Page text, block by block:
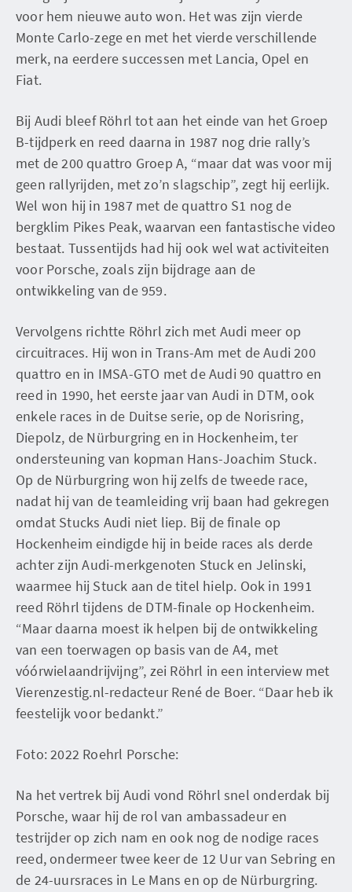
voor hem nieuwe auto won. Het was zijn vierde
Monte Carlo-zege en met het vierde verschillende
merk, na eerdere successen met Lancia, Opel en
Fiat.
Bij Audi bleef Röhrl tot aan het einde van het Groep
B-tijdperk en reed daarna in 1987 nog drie rally’s
met de 200 quattro Groep A, “maar dat was voor mij
geen rallyrijden, met zo’n slagschip”, zegt hij eerlijk.
Wel won hij in 1987 met de quattro S1 nog de
bergklim Pikes Peak, waarvan een fantastische video
bestaat. Tussentijds had hij ook wel wat activiteiten
voor Porsche, zoals zijn bijdrage aan de
ontwikkeling van de 959.
Vervolgens richtte Röhrl zich met Audi meer op
circuitraces. Hij won in Trans-Am met de Audi 200
quattro en in IMSA-GTO met de Audi 90 quattro en
reed in 1990, het eerste jaar van Audi in DTM, ook
enkele races in de Duitse serie, op de Norisring,
Diepolz, de Nürburgring en in Hockenheim, ter
ondersteuning van kopman Hans-Joachim Stuck.
Op de Nürburgring won hij zelfs de tweede race,
nadat hij van de teamleiding vrij baan had gekregen
omdat Stucks Audi niet liep. Bij de finale op
Hockenheim eindigde hij in beide races als derde
achter zijn Audi-merkgenoten Stuck en Jelinski,
waarmee hij Stuck aan de titel hielp. Ook in 1991
reed Röhrl tijdens de DTM-finale op Hockenheim.
“Maar daarna moest ik helpen bij de ontwikkeling
van een toerwagen op basis van de A4, met
vóórwielaandrijvijng”, zei Röhrl in een interview met
Vierenzestig.nl-redacteur René de Boer. “Daar heb ik
feestelijk voor bedankt.”
Foto: 2022 Roehrl Porsche:
Na het vertrek bij Audi vond Röhrl snel onderdak bij
Porsche, waar hij de rol van ambassadeur en
testrijder op zich nam en ook nog de nodige races
reed, ondermeer twee keer de 12 Uur van Sebring en
de 24-uursraces in Le Mans en op de Nürburgring.